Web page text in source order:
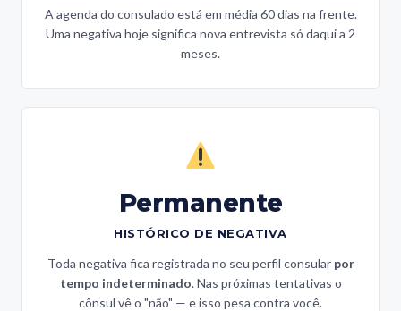
A agenda do consulado está em média 60 dias na frente.
Uma negativa hoje significa nova entrevista só daqui a 2
meses.
Permanente
HISTÓRICO DE NEGATIVA
Toda negativa fica registrada no seu perfil consular por
tempo indeterminado. Nas próximas tentativas o
cônsul vê o "não" — e isso pesa contra você.